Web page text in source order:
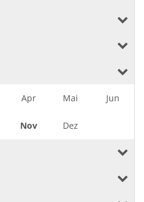
Apr Mai Jun
Nov Dez